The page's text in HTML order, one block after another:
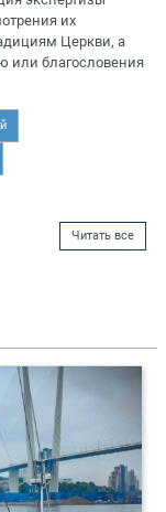
их
Церкви, а
или благословения
Читать все